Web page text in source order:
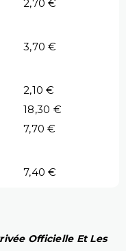
2,70 €
3,70 €
2,10 €
18,30 €
7,70 €
7,40 €
Officielle Et Les